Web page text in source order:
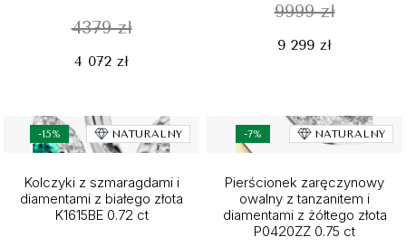
4379 zł
4 072 zł
9999 zł
9 299 zł
-15% NATURALNY
Kolczyki z szmaragdami i
diamentami z białego złota
K1615BE 0.72 ct
-7% NATURALNY
Pierścionek zaręczynowy
owalny z tanzanitem i
diamentami z żółtego złota
P0420ZZ 0.75 ct